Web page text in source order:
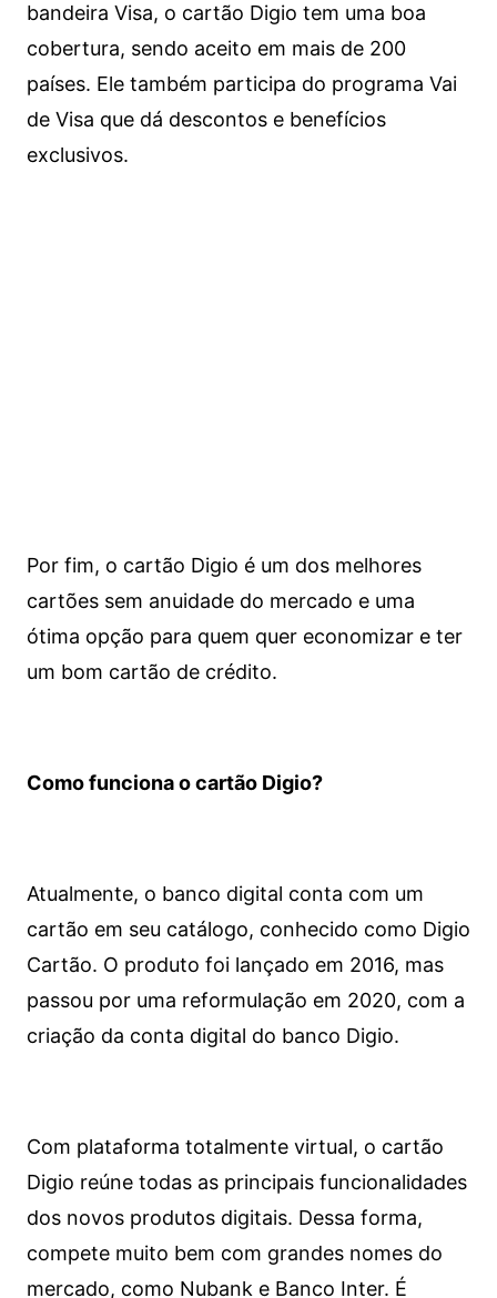
bandeira Visa, o cartão Digio tem uma boa
cobertura, sendo aceito em mais de 200
países. Ele também participa do programa Vai
de Visa que dá descontos e benefícios
exclusivos.
Por fim, o cartão Digio é um dos melhores
cartões sem anuidade do mercado e uma
ótima opção para quem quer economizar e ter
um bom cartão de crédito.
Como funciona o cartão Digio?
Atualmente, o banco digital conta com um
cartão em seu catálogo, conhecido como Digio
Cartão. O produto foi lançado em 2016, mas
passou por uma reformulação em 2020, com a
criação da conta digital do banco Digio.
Com plataforma totalmente virtual, o cartão
Digio reúne todas as principais funcionalidades
dos novos produtos digitais. Dessa forma,
compete muito bem com grandes nomes do
mercado, como Nubank e Banco Inter. É